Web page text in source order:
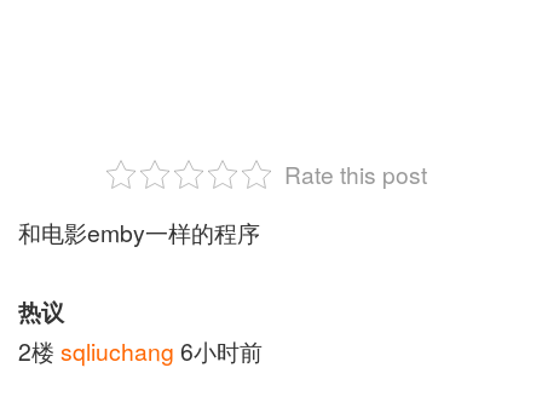
Rate this post
和电影emby一样的程序
热议
2楼 sqliuchang 6小时前